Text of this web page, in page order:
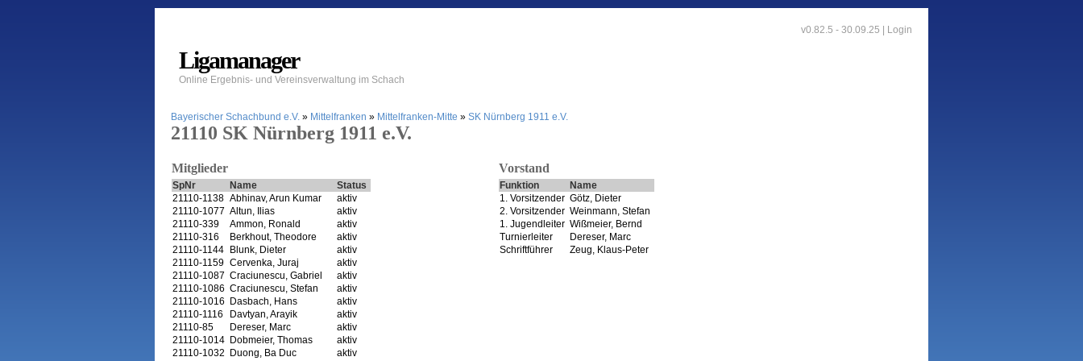
v0.82.5 - 30.09.25 | Login
Ligamanager
Online Ergebnis- und Vereinsverwaltung im Schach
Bayerischer Schachbund e.V. » Mittelfranken » Mittelfranken-Mitte » SK Nürnberg 1911 e.V.
21110 SK Nürnberg 1911 e.V.
Mitglieder
SpNr Name
Status
21110-1138 Abhinav, Arun Kumar
aktiv
21110-1077 Altun, Ilias
aktiv
21110-339
Ammon, Ronald
aktiv
21110-316
Berkhout, Theodore
aktiv
21110-1144 Blunk, Dieter
aktiv
21110-1159 Cervenka, Juraj
aktiv
21110-1087 Craciunescu, Gabriel
aktiv
21110-1086 Craciunescu, Stefan
aktiv
21110-1016 Dasbach, Hans
aktiv
21110-1116
Davtyan, Arayik
aktiv
21110-85
Dereser, Marc
aktiv
21110-1014 Dobmeier, Thomas
aktiv
21110-1032 Duong, Ba Duc
aktiv
Vorstand
Funktion
Name
1. Vorsitzender Götz, Dieter
2. Vorsitzender Weinmann, Stefan
1. Jugendleiter Wißmeier, Bernd
Turnierleiter
Dereser, Marc
Schriftführer
Zeug, Klaus-Peter